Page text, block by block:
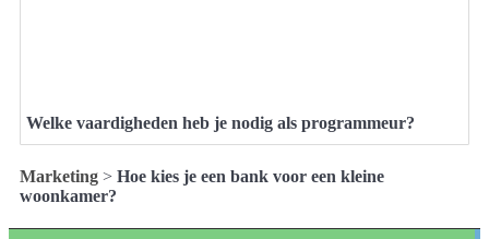
Welke vaardigheden heb je nodig als programmeur?
Marketing > Hoe kies je een bank voor een kleine
woonkamer?